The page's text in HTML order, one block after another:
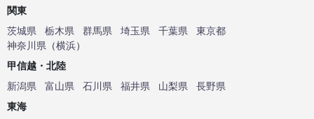
関東
茨城県
栃木県 群馬県 埼玉県 千葉県
東京都
神奈川県 （横浜）
甲信越・北陸
新潟県
富山県 石川県 福井県 山梨県
長野県
東海